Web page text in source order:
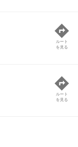
ルート
を見る
ルート
を見る